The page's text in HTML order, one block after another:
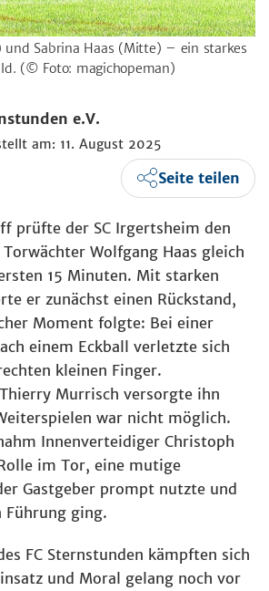
und Sabrina Haas (Mitte) – ein starkes
(© Foto: magichopeman)
e.V.
am: 11. August 2025
Seite teilen
prüfte der SC Irgertsheim den
Wolfgang Haas gleich
15 Minuten. Mit starken
er zunächst einen Rückstand,
Moment folgte: Bei einer
einem Eckball verletzte sich
kleinen Finger.
Murrisch versorgte ihn
war nicht möglich.
Innenverteidiger Christoph
im Tor, eine mutige
Gastgeber prompt nutzte und
ging.
FC Sternstunden kämpften sich
und Moral gelang noch vor